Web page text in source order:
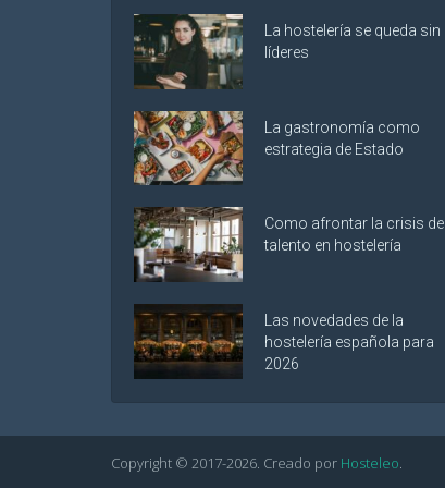
La hostelería se queda sin
líderes
La gastronomía como
estrategia de Estado
Como afrontar la crisis de
talento en hostelería
Las novedades de la
hostelería española para
2026
Copyright © 2017-2026. Creado por Hosteleo.